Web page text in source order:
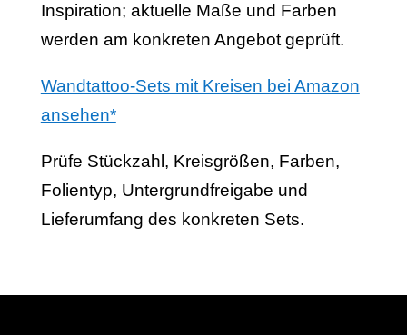
Inspiration; aktuelle Maße und Farben
werden am konkreten Angebot geprüft.
Wandtattoo-Sets mit Kreisen bei Amazon
ansehen*
Prüfe Stückzahl, Kreisgrößen, Farben,
Folientyp, Untergrundfreigabe und
Lieferumfang des konkreten Sets.